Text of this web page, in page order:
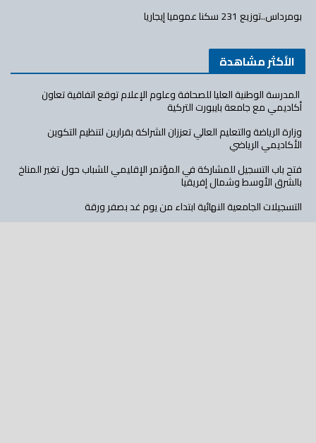
بومرداس..توزيع 231 سكنا عموميا إيجاريا
الأكثر مشاهدة
المدرسة الوطنية العليا للصحافة وعلوم الإعلام توقع اتفاقية تعاون
أكاديمي مع جامعة بايبورت التركية
وزارة الرياضة والتعليم العالي تعززان الشراكة بقرارين لتنظيم التكوين
الأكاديمي الرياضي
فتح باب التسجيل للمشاركة في المؤتمر الإقليمي للشباب حول تغير المناخ
بالشرق الأوسط وشمال إفريقيا
التسجيلات الجامعية النهائية ابتداء من يوم غد بصفر ورقة